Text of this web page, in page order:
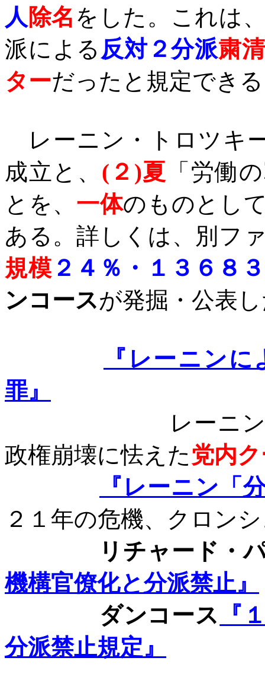
人 除名 をした。これは
派による 反対２分派粛
ターだったと規定でき
レーニン・トロツキ
成立と、 ( ２ )夏 「労働
とを、 一体のものとし
ある。詳しくは、別フ
規模 ２４％・１３６８
ンコースが発掘・公表
『レーニン
罪』
レーニンがした
政権崩壊に怯えた党内
『レーニン「
２１年の危機、クロン
リチャード・
機構官僚化と分派禁止』
ダンコース
『
分派禁止規定』